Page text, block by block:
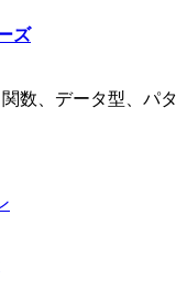
ズ
数、データ型、パタ